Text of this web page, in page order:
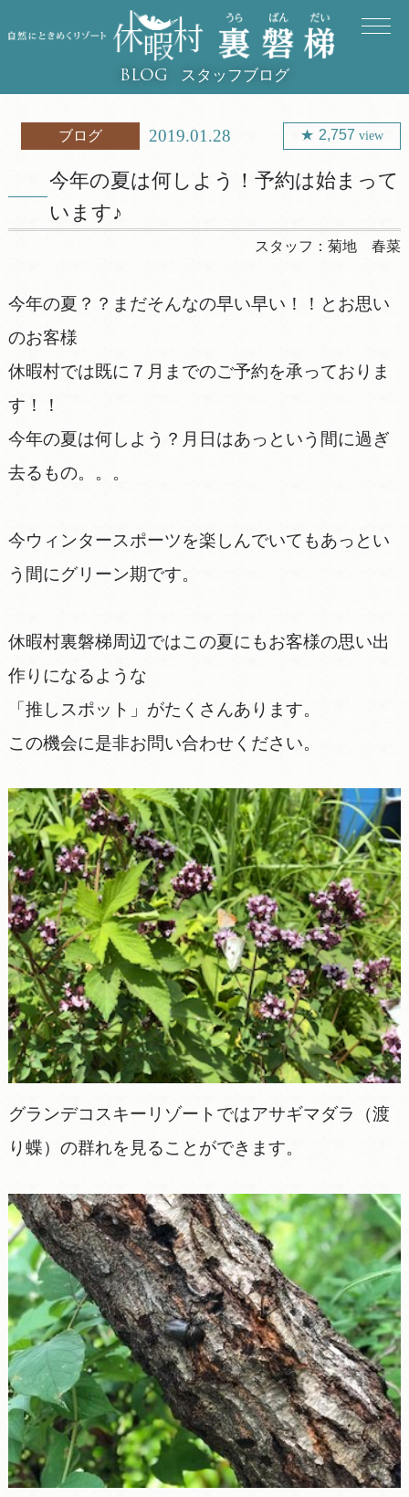
BLOG スタッフブログ
ブログ 2019.01.28 2,757view
今年の夏は何しよう！予約は始まって
います♪
スタッフ：菊地 春菜
今年の夏？？まだそんなの早い早い！！とお思い
のお客様
休暇村では既に７月までのご予約を承っておりま
す！！
今年の夏は何しよう？月日はあっという間に過ぎ
去るもの。。。
今ウィンタースポーツを楽しんでいてもあっとい
う間にグリーン期です。
休暇村裏磐梯周辺ではこの夏にもお客様の思い出
作りになるような
「推しスポット」がたくさんあります。
この機会に是非お問い合わせください。
グランデコスキーリゾートではアサギマダラ（渡
り蝶）の群れを見ることができます。